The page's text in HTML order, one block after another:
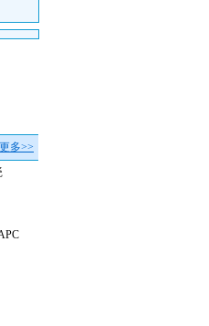
更多>>